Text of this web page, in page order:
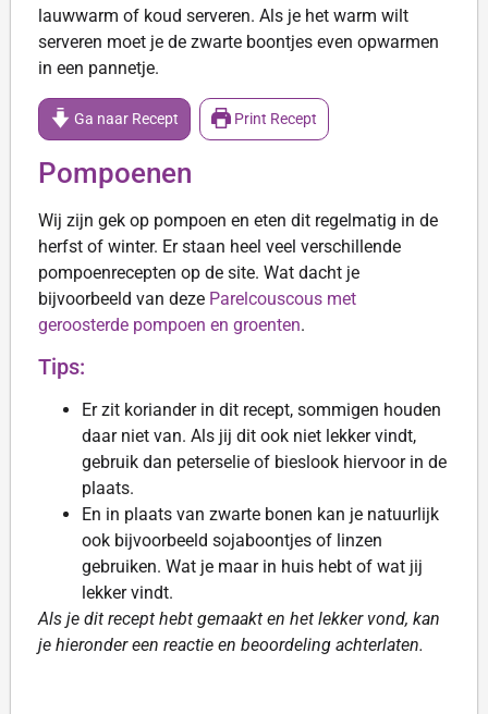
lauwwarm of koud serveren. Als je het warm wilt
serveren moet je de zwarte boontjes even opwarmen
in een pannetje.
Ga naar Recept Print Recept
Pompoenen
Wij zijn gek op pompoen en eten dit regelmatig in de
herfst of winter. Er staan heel veel verschillende
pompoenrecepten op de site. Wat dacht je
bijvoorbeeld van deze Parelcouscous met
geroosterde pompoen en groenten.
Tips:
Er zit koriander in dit recept, sommigen houden
daar niet van. Als jij dit ook niet lekker vindt,
gebruik dan peterselie of bieslook hiervoor in de
plaats.
En in plaats van zwarte bonen kan je natuurlijk
ook bijvoorbeeld sojaboontjes of linzen
gebruiken. Wat je maar in huis hebt of wat jij
lekker vindt.
Als je dit recept hebt gemaakt en het lekker vond, kan
je hieronder een reactie en beoordeling achterlaten.